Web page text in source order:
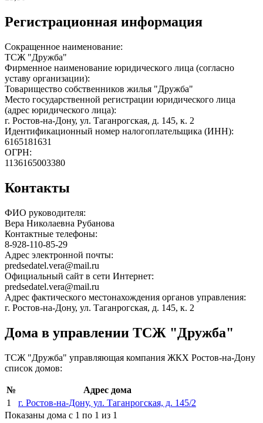
Регистрационная информация
Сокращенное наименование:
ТСЖ "Дружба"
Фирменное наименование юридического лица (согласно
уставу организации):
Товарищество собственников жилья "Дружба"
Место государственной регистрации юридического лица
(адрес юридического лица):
г. Ростов-на-Дону, ул. Таганрогская, д. 145, к. 2
Идентификационный номер налогоплательщика (ИНН):
6165181631
ОГРН:
1136165003380
Контакты
ФИО руководителя:
Вера Николаевна Рубанова
Контактные телефоны:
8-928-110-85-29
Адрес электронной почты:
predsedatel.vera@mail.ru
Официальный сайт в сети Интернет:
predsedatel.vera@mail.ru
Адрес фактического местонахождения органов управления:
г. Ростов-на-Дону, ул. Таганрогская, д. 145, к. 2
Дома в управлении ТСЖ "Дружба"
ТСЖ "Дружба" управляющая компания ЖКХ Ростов-на-Дону
список домов:
№
Адрес дома
1
г. Ростов-на-Дону, ул. Таганрогская, д. 145/2
Показаны дома с 1 по 1 из 1